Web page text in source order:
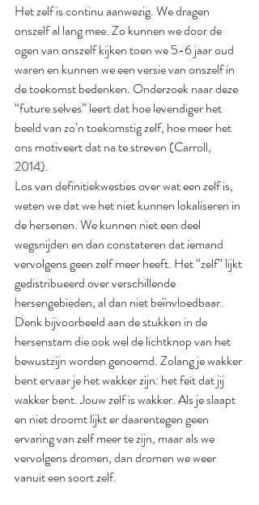
Het zelf is continu aanwezig. We dragen
onszelf al lang mee. Zo kunnen we door de
ogen van onszelf kijken toen we 5-6 jaar oud
waren en kunnen we een versie van onszelf in
de toekomst bedenken. Onderzoek naar deze
“future selves” leert dat hoe levendiger het
beeld van zo’n toekomstig zelf, hoe meer het
ons motiveert dat na te streven (Carroll,
2014).
Los van definitiekwesties over wat een zelf is,
weten we dat we het niet kunnen lokaliseren in
de hersenen. We kunnen niet een deel
wegsnijden en dan constateren dat iemand
vervolgens geen zelf meer heeft. Het “zelf” lijkt
gedistribueerd over verschillende
hersengebieden, al dan niet beïnvloedbaar.
Denk bijvoorbeeld aan de stukken in de
hersenstam die ook wel de lichtknop van het
bewustzijn worden genoemd. Zolang je wakker
bent ervaar je het wakker zijn: het feit dat jij
wakker bent. Jouw zelf is wakker. Als je slaapt
en niet droomt lijkt er daarentegen geen
ervaring van zelf meer te zijn, maar als we
vervolgens dromen, dan dromen we weer
vanuit een soort zelf.